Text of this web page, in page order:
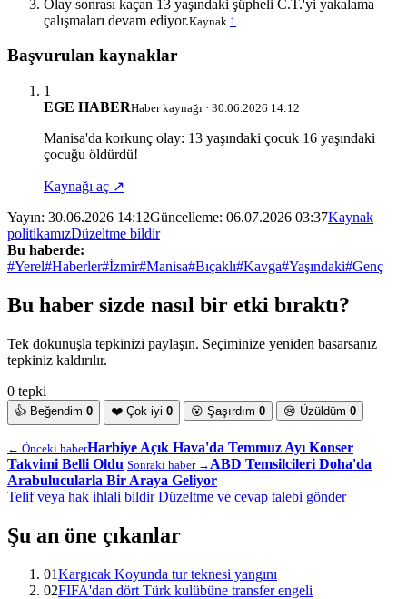
Olay sonrası kaçan 13 yaşındaki şüpheli C.T.'yi yakalama
çalışmaları devam ediyor.Kaynak 1
Başvurulan kaynaklar
1
EGE HABERHaber kaynağı · 30.06.2026 14:12
Manisa'da korkunç olay: 13 yaşındaki çocuk 16 yaşındaki
çocuğu öldürdü!
Kaynağı aç ↗
Yayın: 30.06.2026 14:12Güncelleme: 06.07.2026 03:37Kaynak
politikamızDüzeltme bildir
Bu haberde:
#Yerel#Haberler#İzmir#Manisa#Bıçaklı#Kavga#Yaşındaki#Genç
Bu haber sizde nasıl bir etki bıraktı?
Tek dokunuşla tepkinizi paylaşın. Seçiminize yeniden basarsanız
tepkiniz kaldırılır.
0 tepki
👍 Beğendim 0 ❤️ Çok iyi 0 😮 Şaşırdım 0 😢 Üzüldüm 0
← Önceki haberHarbiye Açık Hava'da Temmuz Ayı Konser
Takvimi Belli Oldu Sonraki haber → ABD Temsilcileri Doha'da
Arabulucularla Bir Araya Geliyor
Telif veya hak ihlali bildir Düzeltme ve cevap talebi gönder
Şu an öne çıkanlar
01Kargıcak Koyunda tur teknesi yangını
02FIFA'dan dört Türk kulübüne transfer engeli